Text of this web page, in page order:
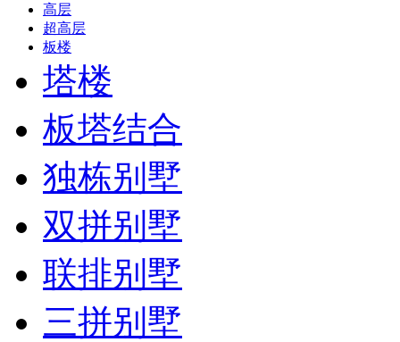
高层
超高层
板楼
塔楼
板塔结合
独栋别墅
双拼别墅
联排别墅
三拼别墅